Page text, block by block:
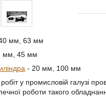
мм, 63 мм
мм, 45 мм
- 20 мм, 100 мм
робіт у промисловій галузі
роботи такого